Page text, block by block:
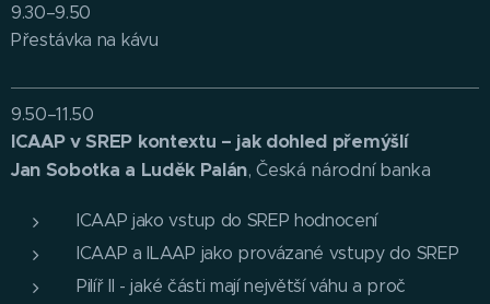
9.30–9.50
Přestávka na kávu
9.50–11.50
ICAAP v SREP kontextu – jak dohled přemýšlí
Jan Sobotka a Luděk Palán, Česká národní banka
ICAAP jako vstup do SREP hodnocení
ICAAP a ILAAP jako provázané vstupy do SREP
Pilíř II - jaké části mají největší váhu a proč